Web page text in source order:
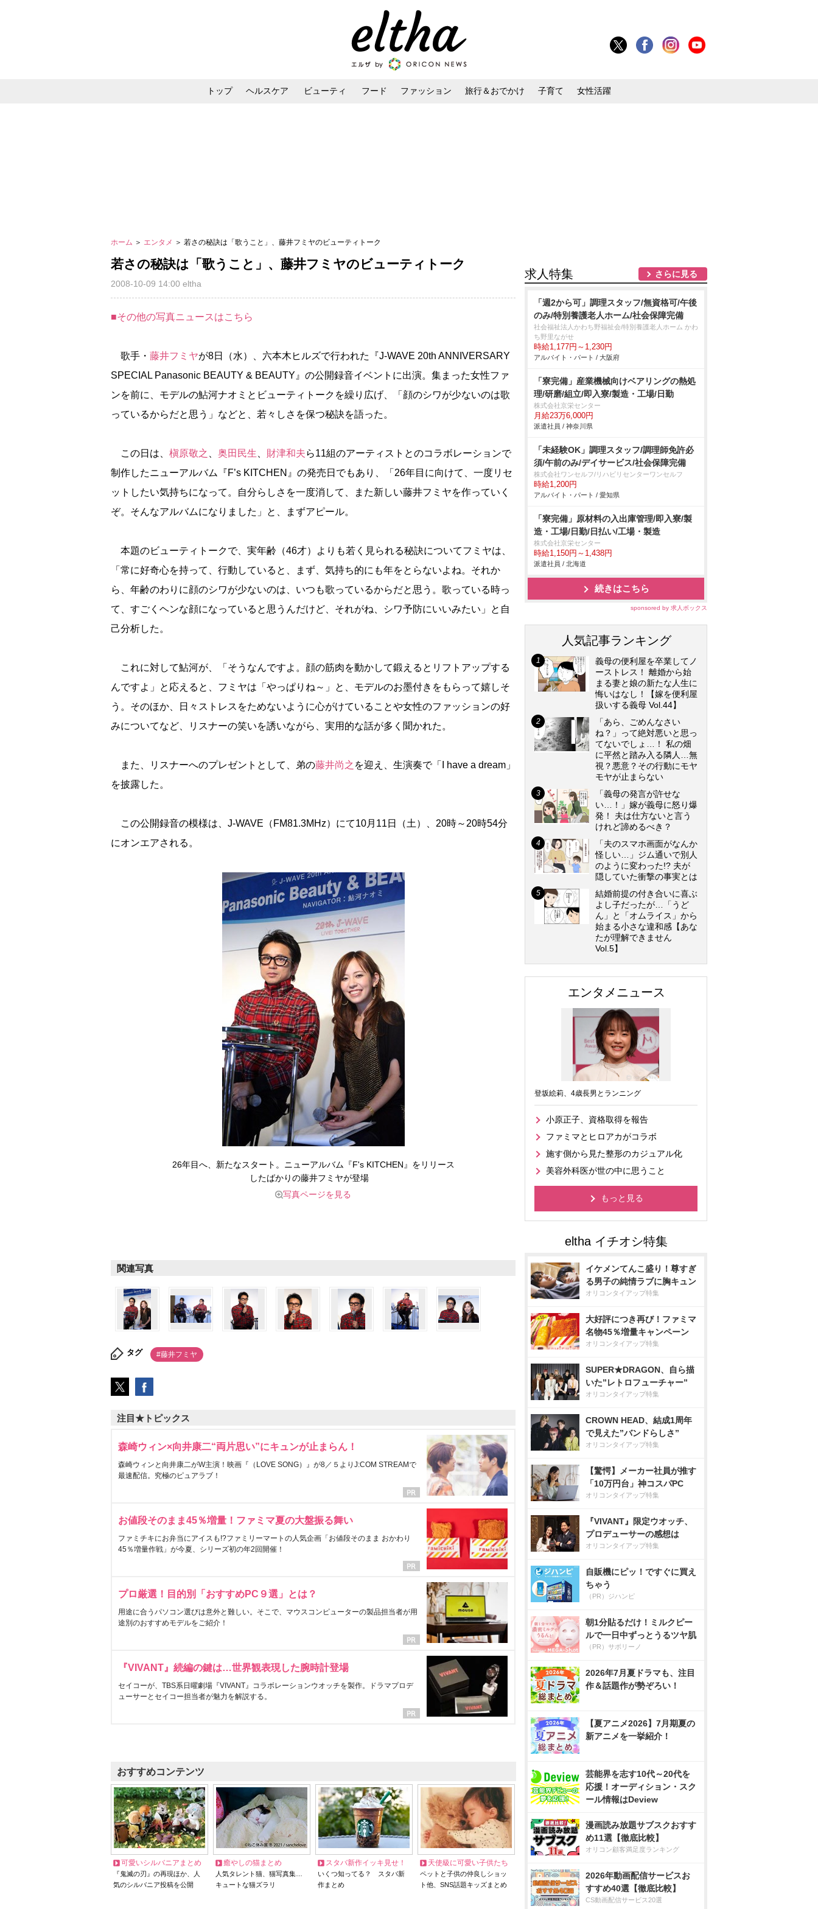
トップ ヘルスケア ビューティ フード ファッション 旅行＆おでかけ 子育て 女性活躍
ホーム ＞ エンタメ ＞ 若さの秘訣は「歌うこと」、藤井フミヤのビューティトーク
若さの秘訣は「歌うこと」、藤井フミヤのビューティトーク
2008-10-09 14:00 eltha
■その他の写真ニュースはこちら
歌手・ 藤井フミヤが8日（水）、六本木ヒルズで行われた『J-WAVE 20th ANNIVERSARY
SPECIAL Panasonic BEAUTY & BEAUTY』の公開録音イベントに出演。集まった女性ファ
ンを前に、モデルの鮎河ナオミとビューティトークを繰り広げ、「顔のシワが少ないのは歌
っているからだと思う」などと、若々しさを保つ秘訣を語った。
この日は、 槇原敬之 奥田民生 財津和夫ら11組のアーティストとのコラボレーションで
制作したニューアルバム『F’s KITCHEN』の発売日でもあり、「26年目に向けて、一度リセ
ットしたい気持ちになって。自分らしさを一度消して、また新しい藤井フミヤを作っていく
ぞ。そんなアルバムになりました」と、まずアピール。
本題のビューティトークで、実年齢（46才）よりも若く見られる秘訣についてフミヤは、
「常に好奇心を持って、行動していると、まず、気持ち的にも年をとらないよね。それか
ら、年齢のわりに顔のシワが少ないのは、いつも歌っているからだと思う。歌っている時っ
て、すごくヘンな顔になっていると思うんだけど、それがね、シワ予防にいいみたい」と自
己分析した。
これに対して鮎河が、「そうなんですよ。顔の筋肉を動かして鍛えるとリフトアップする
んですよ」と応えると、フミヤは「やっぱりね～」と、モデルのお墨付きをもらって嬉しそ
う。そのほか、日々ストレスをためないように心がけていることや女性のファッションの好
みについてなど、リスナーの笑いを誘いながら、実用的な話が多く聞かれた。
また、リスナーへのプレゼントとして、弟の藤井尚之 を迎え、生演奏で「I have a dream」
を披露した。
この公開録音の模様は、J-WAVE（FM81.3MHz）にて10月11日（土）、20時～20時54分
にオンエアされる。
26年目へ、新たなスタート。ニューアルバム『F's KITCHEN』をリリース
したばかりの藤井フミヤが登場
写真ページを見る
関連写真
タグ #藤井フミヤ
注目★トピックス
森崎ウィン×向井康二“両片思い”にキュンが止まらん！
森崎ウィンと向井康二がW主演！映画『（LOVE SONG）』が8／５よりJ:COM STREAMで
最速配信。究極のピュアラブ！
お値段そのまま45％増量！ファミマ夏の大盤振る舞い
ファミチキにお弁当にアイスも!?ファミリーマートの人気企画「お値段そのまま おかわり
45％増量作戦」が今夏、シリーズ初の年2回開催！
プロ厳選！目的別「おすすめPC９選」とは？
用途に合うパソコン選びは意外と難しい。そこで、マウスコンピューターの製品担当者が用
途別のおすすめモデルをご紹介！
『VIVANT』続編の鍵は…世界観表現した腕時計登場
セイコーが、TBS系日曜劇場『VIVANT』コラボレーションウオッチを製作。ドラマプロデ
ューサーとセイコー担当者が魅力を解説する。
おすすめコンテンツ
可愛いシルバニアまとめ
『鬼滅の刃』の再現ほか、人
気のシルバニア投稿を公開
癒やしの猫まとめ
人気タレント猫、猫写真集…
キュートな猫ズラリ
スタバ新作イッキ見せ！
いくつ知ってる？ スタバ新
作まとめ
天使級に可愛い子供たち
ペットと子供の仲良しショッ
ト他、SNS話題キッズまとめ
求人特集 さらに見る
「週2から可」調理スタッフ/無資格可/午後
のみ/特別養護老人ホーム/社会保障完備
社会福祉法人かわち野福祉会/特別養護老人ホーム かわ
ち野里ながせ
時給1,177円～1,230円
アルバイト・パート / 大阪府
「寮完備」産業機械向けベアリングの熱処
理/研磨/組立/即入寮/製造・工場/日勤
株式会社京栄センター
月給23万6,000円
派遣社員 / 神奈川県
「未経験OK」調理スタッフ/調理師免許必
須/午前のみ/デイサービス/社会保障完備
株式会社ワンセルフ/リハビリセンターワンセルフ
時給1,200円
アルバイト・パート / 愛知県
「寮完備」原材料の入出庫管理/即入寮/製
造・工場/日勤/日払い/工場・製造
株式会社京栄センター
時給1,150円～1,438円
派遣社員 / 北海道
続きはこちら
sponsored by 求人ボックス
人気記事ランキング
義母の便利屋を卒業してノ
ーストレス！ 離婚から始
まる妻と娘の新たな人生に
悔いはなし！【嫁を便利屋
扱いする義母 Vol.44】
「あら、ごめんなさい
ね？」って絶対悪いと思っ
てないでしょ…！ 私の畑
に平然と踏み入る隣人…無
視？悪意？その行動にモヤ
モヤが止まらない
「義母の発言が許せな
い…！」嫁が義母に怒り爆
発！ 夫は仕方ないと言う
けれど諦めるべき？
「夫のスマホ画面がなんか
怪しい…」ジム通いで別人
のように変わった!? 夫が
隠していた衝撃の事実とは
結婚前提の付き合いに喜ぶ
よし子だったが…「うど
ん」と「オムライス」から
始まる小さな違和感【あな
たが理解できません
Vol.5】
エンタメニュース
登坂絵莉、4歳長男とランニング
小原正子、資格取得を報告
ファミマとヒロアカがコラボ
施す側から見た整形のカジュアル化
美容外科医が世の中に思うこと
もっと見る
イケメンてんこ盛り！尊すぎ
る男子の純情ラブに胸キュン
オリコンタイアップ特集
大好評につき再び！ファミマ
名物45％増量キャンペーン
オリコンタイアップ特集
SUPER★DRAGON、自ら描
いた”レトロフューチャー”
オリコンタイアップ特集
CROWN HEAD、結成1周年
で見えた”バンドらしさ”
オリコンタイアップ特集
【驚愕】メーカー社員が推す
「10万円台」神コスパPC
オリコンタイアップ特集
『VIVANT』限定ウオッチ、
プロデューサーの感想は
オリコンタイアップ特集
自販機にピッ！ですぐに買え
ちゃう
（PR）ジハンピ
朝1分貼るだけ！ミルクピー
ルで一日中ずっとうるツヤ肌
（PR）サボリーノ
2026年7月夏ドラマも、注目
作＆話題作が勢ぞろい！
【夏アニメ2026】7月期夏の
新アニメを一挙紹介！
芸能界を志す10代～20代を
応援！オーディション・スク
ール情報はDeview
漫画読み放題サブスクおすす
め11選【徹底比較】
オリコン顧客満足度ランキング
2026年動画配信サービスお
すすめ40選【徹底比較】
CS動画配信サービス20選